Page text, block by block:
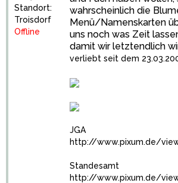
Standort:
Troisdorf
Offline
wahrscheinlich die
Menü/Namenskarten
uns noch was Zeit
damit wir letztendlich
verliebt seit dem
JGA
http://www.pixum.de/
Standesamt
http://www.pixum.de/